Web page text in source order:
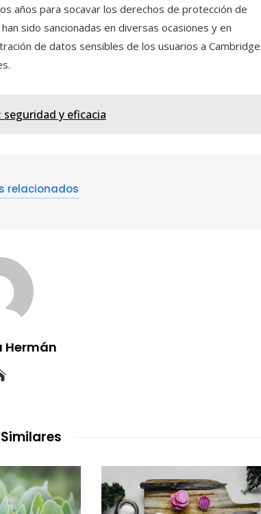
años para socavar los derechos de protección de
sido sancionadas en diversas ocasiones y en
de datos sensibles de los usuarios a Cambridge
y eficacia
relacionados
Hermán